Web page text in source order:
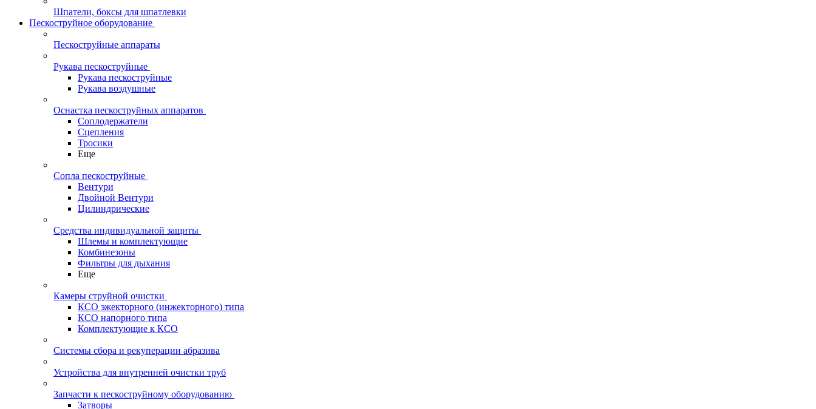
Шпатели, боксы для шпатлевки
Пескоструйное оборудование
Пескоструйные аппараты
Рукава пескоструйные
Рукава пескоструйные
Рукава воздушные
Оснастка пескоструйных аппаратов
Соплодержатели
Сцепления
Тросики
Еще
Сопла пескоструйные
Вентури
Двойной Вентури
Цилиндрические
Средства индивидуальной защиты
Шлемы и комплектующие
Комбинезоны
Фильтры для дыхания
Еще
Камеры струйной очистки
КСО эжекторного (инжекторного) типа
КСО напорного типа
Комплектующие к КСО
Системы сбора и рекуперации абразива
Устройства для внутренней очистки труб
Запчасти к пескоструйному оборудованию
Затворы